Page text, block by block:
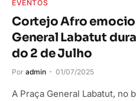
EVENTOS
Cortejo Afro
General Labatut
do 2 de Julho
Por admin 01/07/2025
A Praça General Labatut, no